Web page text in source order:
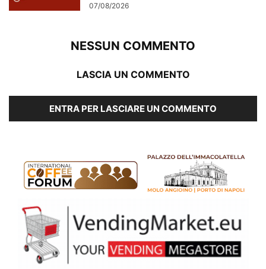
07/08/2026
NESSUN COMMENTO
LASCIA UN COMMENTO
ENTRA PER LASCIARE UN COMMENTO